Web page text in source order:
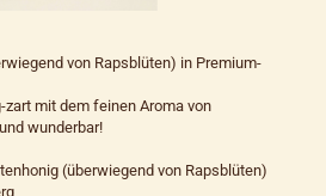
von Rapsblüten) in Premium-
mit dem feinen Aroma von
wunderbar!
(überwiegend von Rapsblüten)